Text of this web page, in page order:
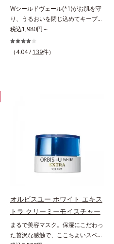
技術によって、高い浸透力(*2)と安
定性を実現。毛穴の目立ちをしっか
りケア(*3)して、ゆらぎやすいニキ
ビ肌を、みずみずしい清潔な垢抜け
肌(*4)へと導きます。たっぷりの保
洗浄による汚れの除去*5 すべての
方に皮膚刺激がおきないというわけ
ではありません※敏感肌対象パッチ
テスト済（すべての人に皮膚刺激が
おきないというわけではありませ
Wシールドヴェール(*1)がお肌を守
り、うるおいを閉じ込めてキープす
る美白(*2)保湿液。業界初(*3)知見
「メラニンの第三のルート」である
「横のひろがり」に着目して、全方
わかりました。そこでオルビス ブ
ライト シリーズは「メラニンにじ
み」に着目して「高圧処理ビタミン
C(*8)」を採用。肌奥(*6)まで浸透
オルビス独自成分の「ブライトVC
コンプレックス(*9)」が、透明感を
阻害する原因(*10)にアプローチし
ます。さらに肌表面のなめらかさや
税込1,980円～
（4.04 / 139件）
オルビスユー ホワイト エキス
トラ クリーミーモイスチャー
まるで美容マスク。保湿にこだわっ
た贅沢な感触で、ここちよいスペシ